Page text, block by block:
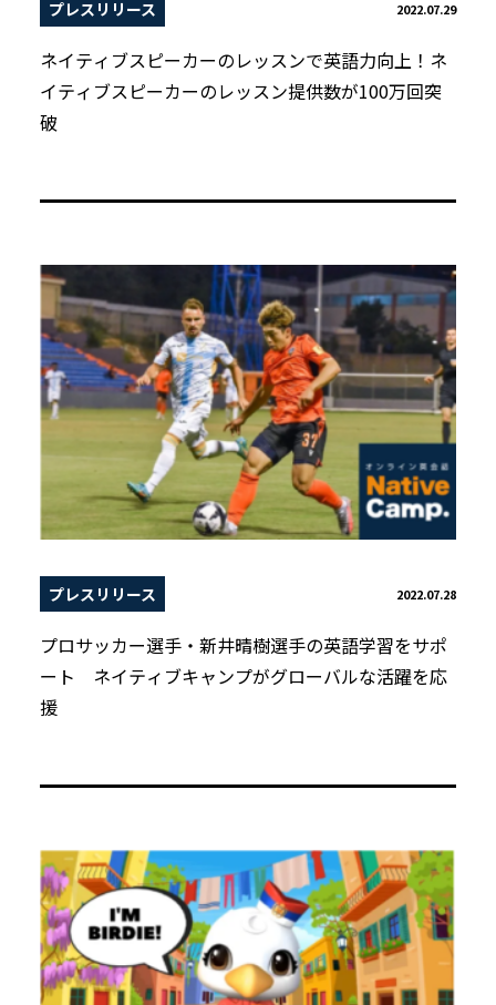
プレスリリース 2022.07.29
ネイティブスピーカーのレッスンで英語力向上！ネ
イティブスピーカーのレッスン提供数が100万回突
破
プレスリリース 2022.07.28
プロサッカー選手・新井晴樹選手の英語学習をサポ
ート ネイティブキャンプがグローバルな活躍を応
援